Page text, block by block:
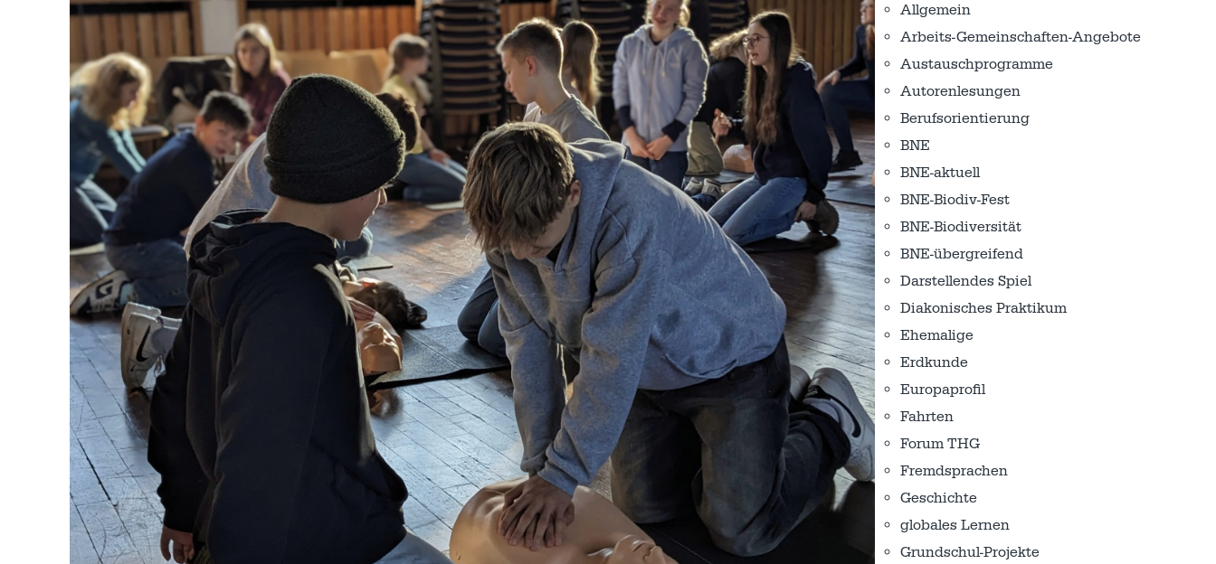
Allgemein
Arbeits-Gemeinschaften-Angebote
Austausch­programme
Autorenlesungen
Berufsorientierung
BNE
BNE-aktuell
BNE-Biodiv-Fest
BNE-Biodiversität
BNE-übergreifend
Darstellendes Spiel
Diakonisches Praktikum
Ehemalige
Erdkunde
Europaprofil
Fahrten
Forum THG
Fremdsprachen
Geschichte
globales Lernen
Grundschul-Projekte